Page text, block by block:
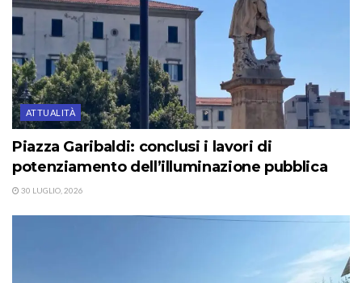
ATTUALITÀ
Piazza Garibaldi: conclusi i lavori di
potenziamento dell’illuminazione pubblica
30 LUGLIO, 2026